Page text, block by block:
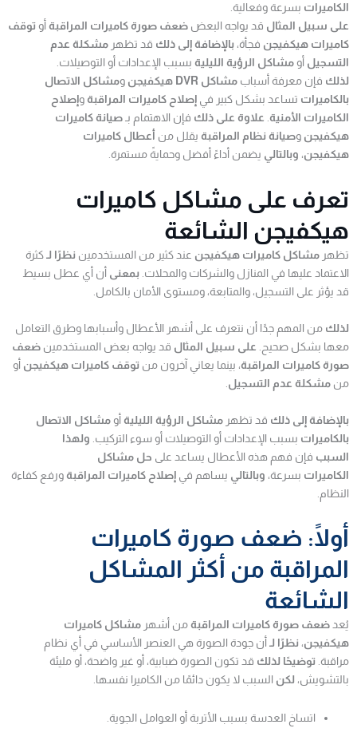
الكاميرات بسرعة وفعالية.
على سبيل المثال قد يواجه البعض ضعف صورة كاميرات المراقبة أوتوقف
كاميرات هيكفيجن فجأة، بالإضافة إلى ذلك قد تظهر مشكلة عدم
التسجيل أومشاكل الرؤية الليلية بسبب الإعدادات أو التوصيلات.
لذلك فإن معرفة أسباب مشاكل DVR هيكفيجن ومشاكل الاتصال
بالكاميرات تساعد بشكل كبير في إصلاح كاميرات المراقبةوإصلاح
الكاميرات الأمنية علاوة على ذلك فإن الاهتمام بـ صيانة كاميرات
هيكفيجن وصيانة نظام المراقبة يقلل من أعطال كاميرات
هيكفيجن، وبالتالي يضمن أداءً أفضل وحمايةً مستمرة.
تعرف على مشاكل كاميرات
هيكفيجن الشائعة
تظهر مشاكل كاميرات هيكفيجن عند كثير من المستخدمين نظرًا لـكثرة
الاعتماد عليها في المنازل والشركات والمحلات. بمعنى أن أي عطل بسيط
قد يؤثر على التسجيل، والمتابعة، ومستوى الأمان بالكامل.
لذلك من المهم جدًا أن نتعرف على أشهر الأعطال وأسبابها وطرق التعامل
معها بشكل صحيح. على سبيل المثال قد يواجه بعض المستخدمين ضعف
صورة كاميرات المراقبة، بينما يعاني آخرون من توقف كاميرات هيكفيجن أو
من مشكلة عدم التسجيل
بالإضافة إلى ذلك قد تظهر مشاكل الرؤية الليليةأومشاكل الاتصال
بالكاميرات بسبب الإعدادات أو التوصيلات أو سوء التركيب. ولهذا
السبب فإن فهم هذه الأعطال يساعد على حل مشاكل
الكاميرات بسرعة، وبالتالي يساهم في إصلاح كاميرات المراقبةورفع كفاءة
النظام.
أولًا: ضعف صورة كاميرات
المراقبة من أكثر المشاكل
الشائعة
يُعد ضعف صورة كاميرات المراقبةمن أشهر مشاكل كاميرات
هيكفيجن، نظرًا لـ أن جودة الصورة هي العنصر الأساسي في أي نظام
مراقبة. توضيحًا لذلك قد تكون الصورة ضبابية، أو غير واضحة، أو مليئة
بالتشويش، لكن السبب لا يكون دائمًا من الكاميرا نفسها.
اتساخ العدسة بسبب الأتربة أو العوامل الجوية.